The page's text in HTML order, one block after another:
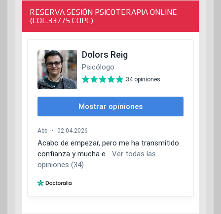
RESERVA SESIÓN PSICOTERAPIA ONLINE
(COL.33775 COPC)